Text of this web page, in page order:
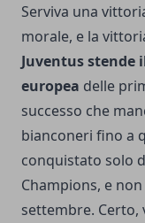
Serviva una
morale, e la
Juventus stende
europea delle
successo che
bianconeri fino a
conquistato solo
Champions, e
settembre. Certo,